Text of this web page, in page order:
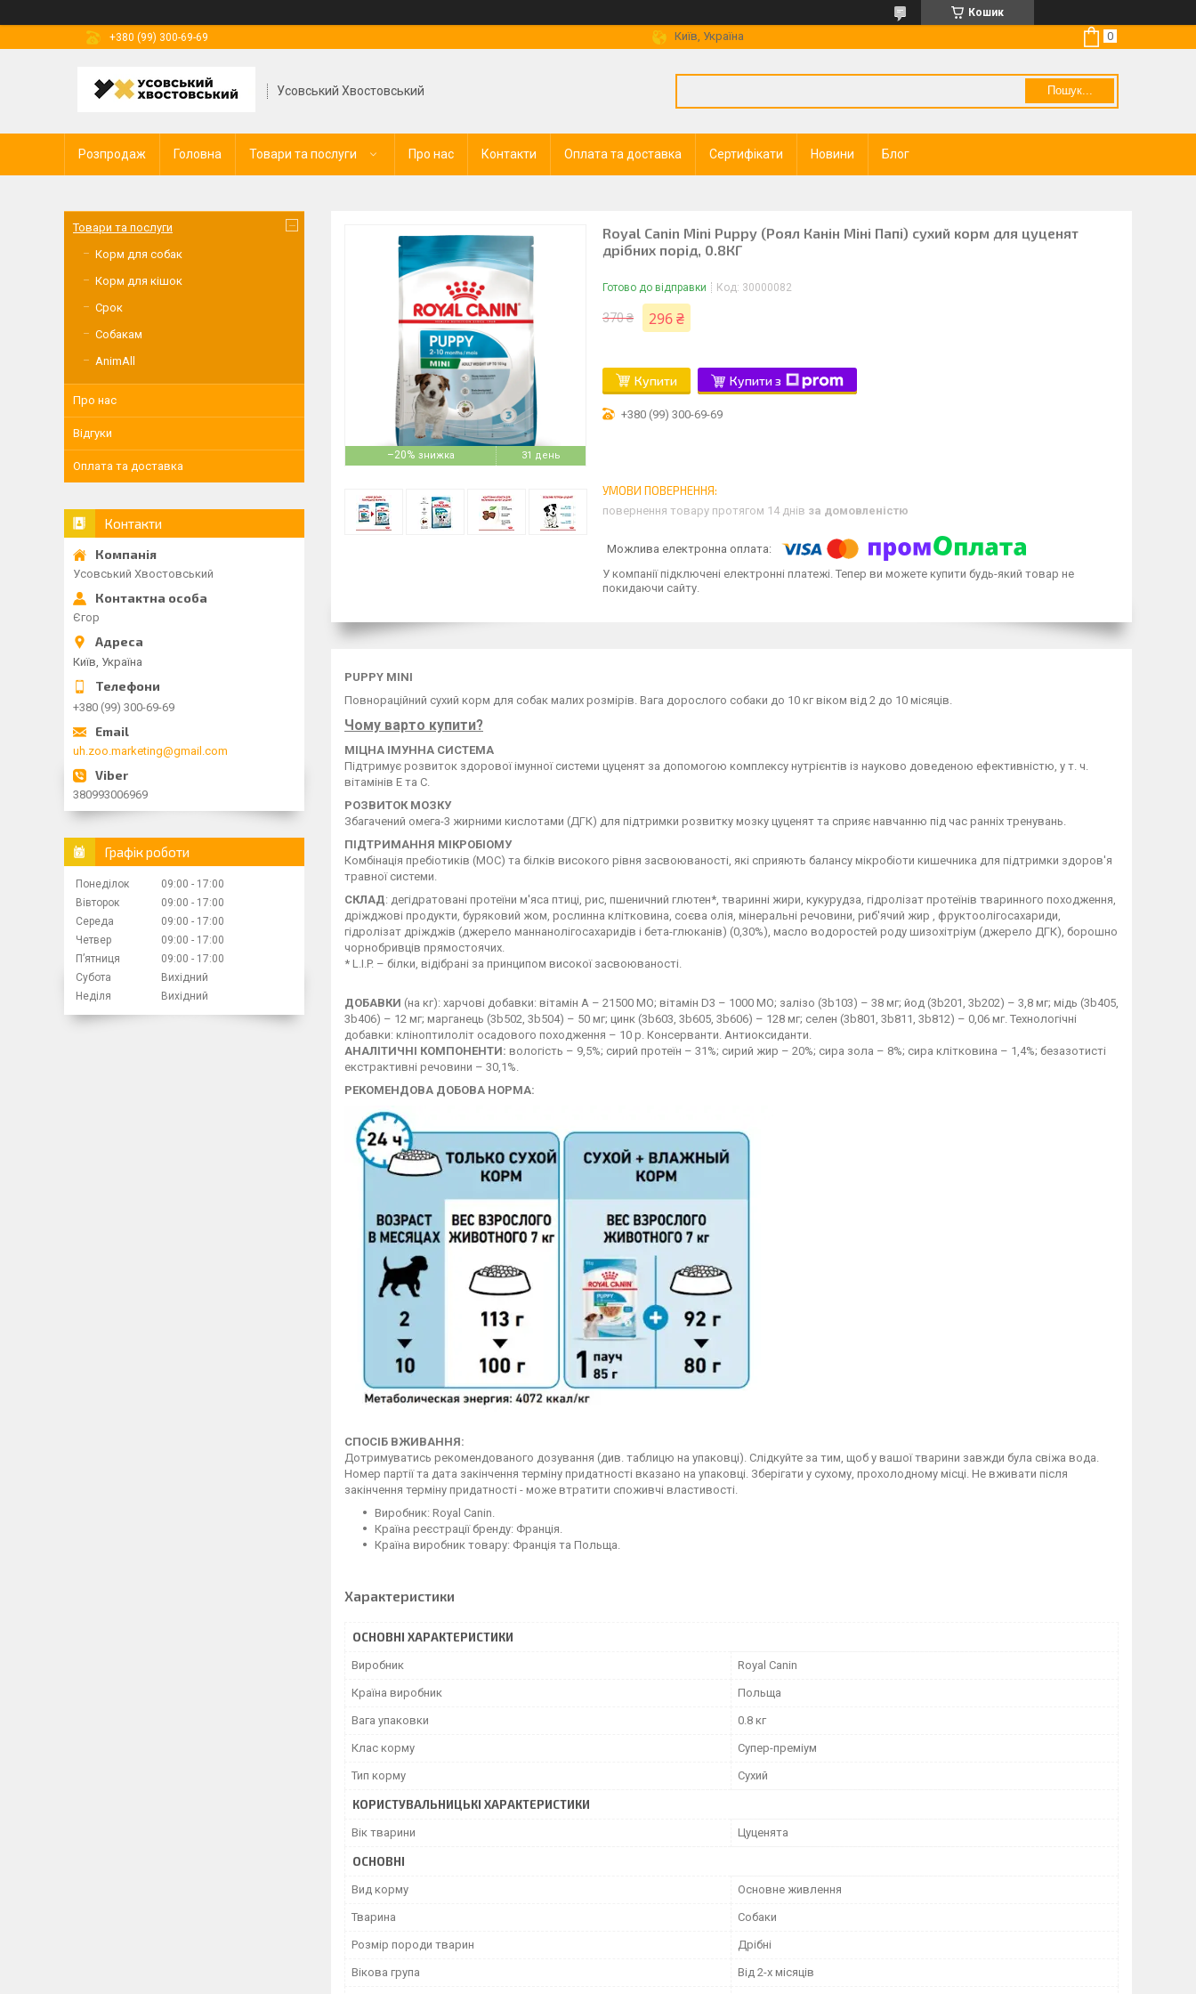
Кошик
+380 (99) 300-69-69
Київ, Україна
Усовський Хвостовський Пошук...
Розпродаж Головна Товари та послуги Про нас Контакти Оплата та доставка Сертифікати Новини Блог
–20% 31 день
Royal Canin Mini Puppy (Роял Канін Міні Папі) сухий корм для цуценят
дрібних порід, 0.8КГ
Готово до відправки Код: 30000082
370 ₴ 296 ₴
Купити Купити з
+380 (99) 300-69-69
повернення товару протягом 14 днів за домовленістю
У компанії підключені електронні платежі. Тепер ви можете купити будь-який товар не
покидаючи сайту.
PUPPY MINI
Повнораційний сухий корм для собак малих розмірів. Вага дорослого собаки до 10 кг віком від 2 до 10 місяців.
Чому варто купити?
МІЦНА ІМУННА СИСТЕМА
Підтримує розвиток здорової імунної системи цуценят за допомогою комплексу нутрієнтів із науково доведеною ефективністю, у т. ч.
вітамінів Е та С.
РОЗВИТОК МОЗКУ
Збагачений омега-3 жирними кислотами (ДГК) для підтримки розвитку мозку цуценят та сприяє навчанню під час ранніх тренувань.
ПІДТРИМАННЯ МІКРОБІОМУ
Комбінація пребіотиків (МОС) та білків високого рівня засвоюваності, які сприяють балансу мікробіоти кишечника для підтримки здоров'я
травної системи.
СКЛАД: дегідратовані протеїни м'яса птиці, рис, пшеничний глютен*, тваринні жири, кукурудза, гідролізат протеїнів тваринного походження,
дріжджові продукти, буряковий жом, рослинна клітковина, соєва олія, мінеральні речовини, риб'ячий жир , фруктоолігосахариди,
гідролізат дріжджів (джерело маннанолігосахаридів і бета-глюканів) (0,30%), масло водоростей роду шизохітріум (джерело ДГК), борошно
чорнобривців прямостоячих.
* L.I.P. – білки, відібрані за принципом високої засвоюваності.
ДОБАВКИ (на кг): харчові добавки: вітамін А – 21500 МО; вітамін D3 – 1000 МО; залізо (3b103) – 38 мг; йод (3b201, 3b202) – 3,8 мг; мідь (3b405,
3b406) – 12 мг; марганець (3b502, 3b504) – 50 мг; цинк (3b603, 3b605, 3b606) – 128 мг; селен (3b801, 3b811, 3b812) – 0,06 мг. Технологічні
добавки: кліноптилоліт осадового походження – 10 р. Консерванти. Антиоксиданти.
АНАЛІТИЧНІ КОМПОНЕНТИ: вологість – 9,5%; сирий протеїн – 31%; сирий жир – 20%; сира зола – 8%; сира клітковина – 1,4%; безазотисті
екстрактивні речовини – 30,1%.
РЕКОМЕНДОВА ДОБОВА НОРМА:
СПОСІБ ВЖИВАННЯ:
Дотримуватись рекомендованого дозування (див. таблицю на упаковці). Слідкуйте за тим, щоб у вашої тварини завжди була свіжа вода.
Номер партії та дата закінчення терміну придатності вказано на упаковці. Зберігати у сухому, прохолодному місці. Не вживати після
закінчення терміну придатності - може втратити споживчі властивості.
Виробник: Royal Canin.
Країна реєстрації бренду: Франція.
Країна виробник товару: Франція та Польща.
Характеристики
ОСНОВНІ ХАРАКТЕРИСТИКИ
Виробник Royal Canin
Країна виробник Польща
Вага упаковки 0.8 кг
Клас корму Супер-преміум
Тип корму Сухий
КОРИСТУВАЛЬНИЦЬКІ ХАРАКТЕРИСТИКИ
Вік тварини Цуценята
ОСНОВНІ
Вид корму Основне живлення
Тварина Собаки
Розмір породи тварин Дрібні
Вікова група Від 2-х місяців
Товари та послуги
Корм для собак
Корм для кішок
Срок
Собакам
AnimAll
Про нас
Відгуки
Оплата та доставка
Контакти
Усовський Хвостовський
Єгор
Київ, Україна
+380 (99) 300-69-69
uh.zoo.marketing@gmail.com
380993006969
Графік роботи
Понеділок 09:00
17:00
Вівторок
09:00
17:00
Середа
09:00
17:00
Четвер
09:00
17:00
Пʼятниця
09:00
17:00
Субота
Вихідний
Неділя
Вихідний